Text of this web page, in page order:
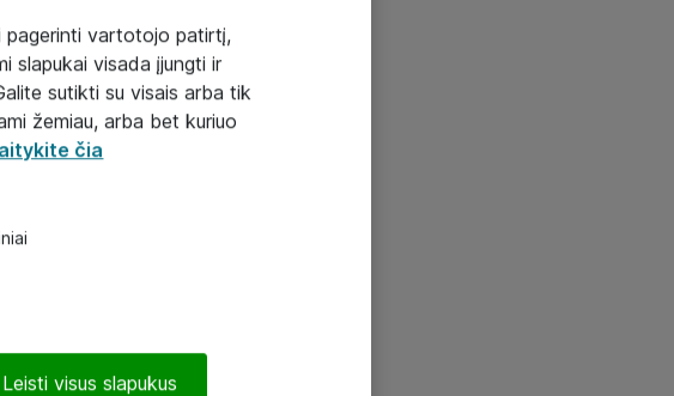
pagerinti vartotojo patirtį,
slapukai visada įjungti ir
sutikti su visais arba tik
žemiau, arba bet kuriuo
čia
Leisti visus slapukus